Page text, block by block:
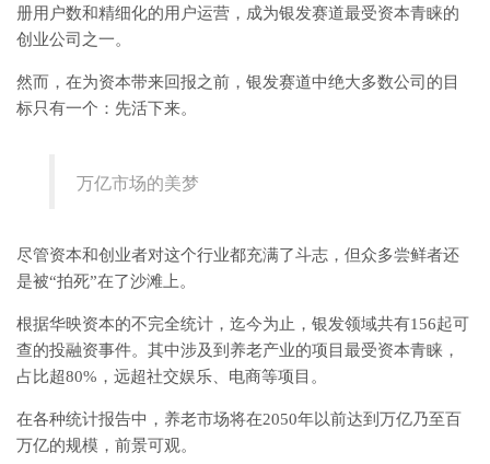
册用户数和精细化的用户运营，成为银发赛道最受资本青睐的
创业公司之一。
然而，在为资本带来回报之前，银发赛道中绝大多数公司的目
标只有一个：先活下来。
万亿市场的美梦
尽管资本和创业者对这个行业都充满了斗志，但众多尝鲜者还
是被“拍死”在了沙滩上。
根据华映资本的不完全统计，迄今为止，银发领域共有156起可
查的投融资事件。其中涉及到养老产业的项目最受资本青睐，
占比超80%，远超社交娱乐、电商等项目。
在各种统计报告中，养老市场将在2050年以前达到万亿乃至百
万亿的规模，前景可观。